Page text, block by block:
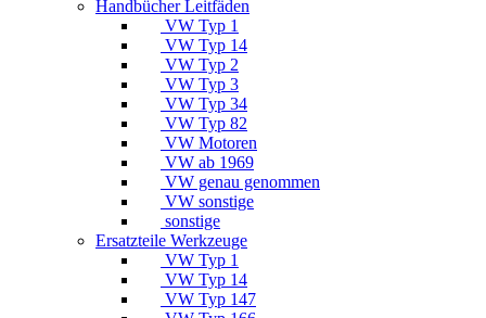
Handbücher Leitfäden
VW Typ 1
VW Typ 14
VW Typ 2
VW Typ 3
VW Typ 34
VW Typ 82
VW Motoren
VW ab 1969
VW genau genommen
VW sonstige
sonstige
Ersatzteile Werkzeuge
VW Typ 1
VW Typ 14
VW Typ 147